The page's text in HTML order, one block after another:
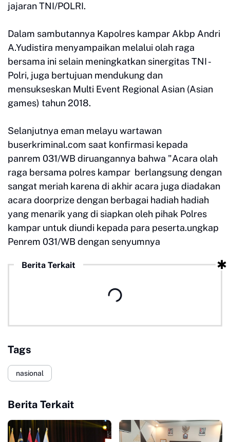
jajaran TNI/POLRI.
Dalam sambutannya Kapolres kampar Akbp Andri
A.Yudistira menyampaikan melalui olah raga
bersama ini selain meningkatkan sinergitas TNI -
Polri, juga bertujuan mendukung dan
mensukseskan Multi Event Regional Asian (Asian
games) tahun 2018.
Selanjutnya eman melayu wartawan
buserkriminal.com saat konfirmasi kepada
panrem 031/WB diruangannya bahwa "Acara olah
raga bersama polres kampar berlangsung dengan
sangat meriah karena di akhir acara juga diadakan
acara doorprize dengan berbagai hadiah hadiah
yang menarik yang di siapkan oleh pihak Polres
kampar untuk diundi kepada para peserta.ungkap
Penrem 031/WB dengan senyumnya
Berita Terkait
Tags
nasional
Berita Terkait